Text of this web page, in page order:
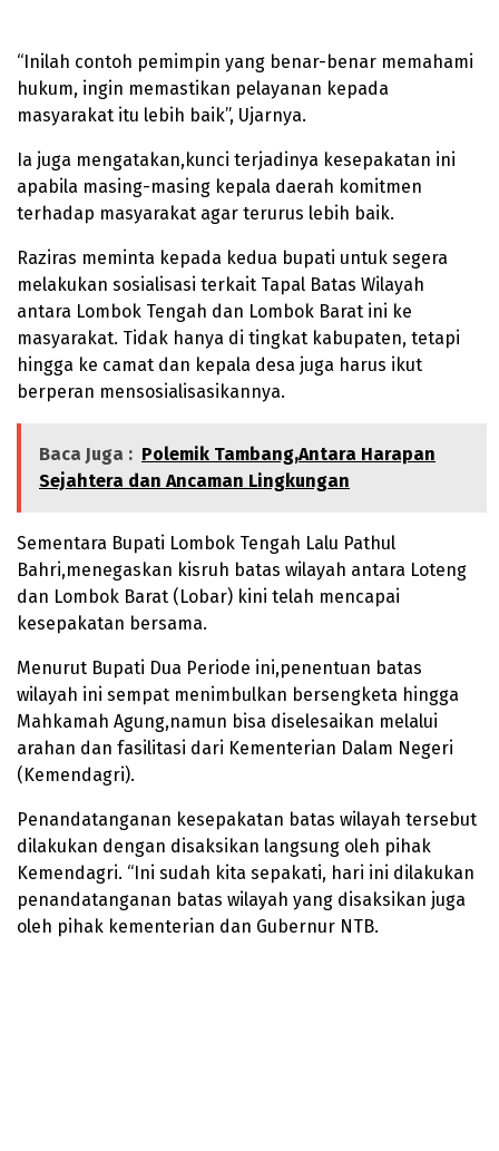
“Inilah contoh pemimpin yang benar-benar memahami
hukum, ingin memastikan pelayanan kepada
masyarakat itu lebih baik”, Ujarnya.
Ia juga mengatakan,kunci terjadinya kesepakatan ini
apabila masing-masing kepala daerah komitmen
terhadap masyarakat agar terurus lebih baik.
Raziras meminta kepada kedua bupati untuk segera
melakukan sosialisasi terkait Tapal Batas Wilayah
antara Lombok Tengah dan Lombok Barat ini ke
masyarakat. Tidak hanya di tingkat kabupaten, tetapi
hingga ke camat dan kepala desa juga harus ikut
berperan mensosialisasikannya.
Baca Juga : Polemik Tambang,Antara Harapan
Sejahtera dan Ancaman Lingkungan
Sementara Bupati Lombok Tengah Lalu Pathul
Bahri,menegaskan kisruh batas wilayah antara Loteng
dan Lombok Barat (Lobar) kini telah mencapai
kesepakatan bersama.
Menurut Bupati Dua Periode ini,penentuan batas
wilayah ini sempat menimbulkan bersengketa hingga
Mahkamah Agung,namun bisa diselesaikan melalui
arahan dan fasilitasi dari Kementerian Dalam Negeri
(Kemendagri).
Penandatanganan kesepakatan batas wilayah tersebut
dilakukan dengan disaksikan langsung oleh pihak
Kemendagri. “Ini sudah kita sepakati, hari ini dilakukan
penandatanganan batas wilayah yang disaksikan juga
oleh pihak kementerian dan Gubernur NTB.